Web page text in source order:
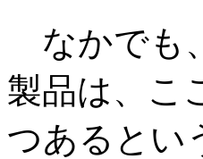
なかでも
製品は、こ
つあるとい